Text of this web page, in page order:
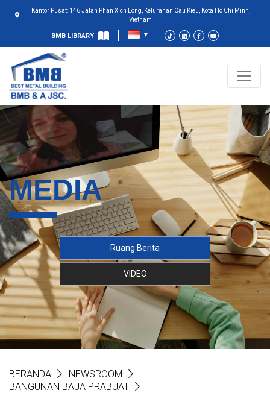
Kantor Pusat: 146 Jalan Phan Xich Long, Kelurahan Cau Kieu, Kota Ho Chi Minh,
Vietnam
BMB LIBRARY
MEDIA
Ruang Berita
VIDEO
BERANDA
NEWSROOM
BANGUNAN BAJA PRABUAT